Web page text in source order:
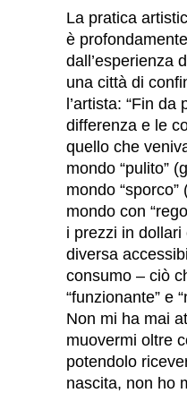
La pratica
è
dall’esperienza
una città di
l’artista: “Fin
differenza e le
quello che
mondo “pulito”
mondo
mondo con
i prezzi in
diversa
consumo – ciò
“funzionante” e
Non mi ha mai
muovermi oltre
potendolo
nascita, non ho